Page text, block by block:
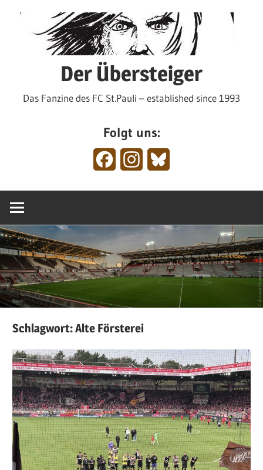
Der Übersteiger
Das Fanzine des FC St.Pauli – established since 1993
Folgt uns:
FacebookInstagram
Schlagwort:Alte Försterei